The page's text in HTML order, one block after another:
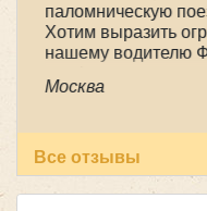
паломническую
Хотим выразить
нашему водителю
пунктуальность .
специалистов!
автобусе всегда
рекомендуем
компанией , все
Желаем успехов и
Москва
Все отзывы